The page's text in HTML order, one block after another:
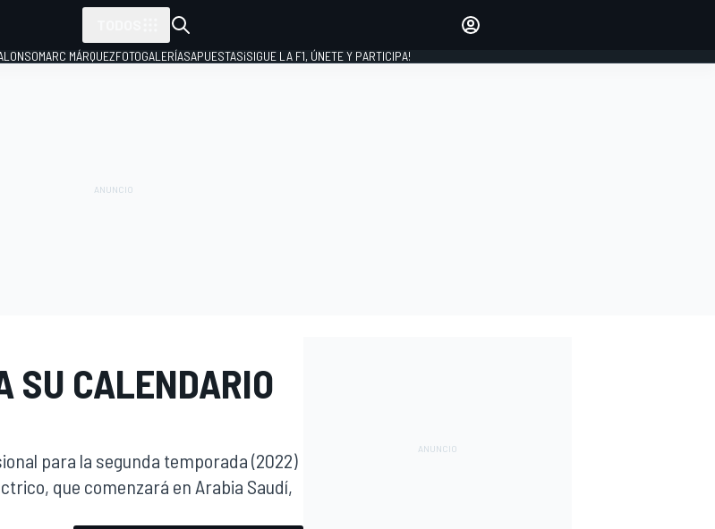
MARC MÁRQUEZFOTOGALERÍASAPUESTAS¡SIGUE LA F1, ÚNETE Y PARTICIPA!
SU CALENDARIO
para la segunda temporada (2022)
que comenzará en Arabia Saudí,